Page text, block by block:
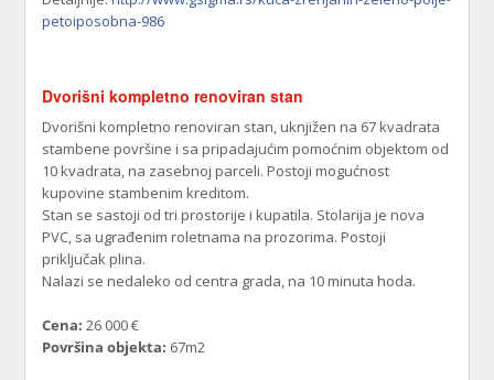
petoiposobna-986
Dvorišni kompletno renoviran stan
Dvorišni kompletno renoviran stan, uknjižen na 67 kvadrata
stambene površine i sa pripadajućim pomoćnim objektom od
10 kvadrata, na zasebnoj parceli. Postoji mogućnost
kupovine stambenim kreditom.
Stan se sastoji od tri prostorije i kupatila. Stolarija je nova
PVC, sa ugrađenim roletnama na prozorima. Postoji
priključak plina.
Nalazi se nedaleko od centra grada, na 10 minuta hoda.
Cena: 26 000 €
Površina objekta: 67m2